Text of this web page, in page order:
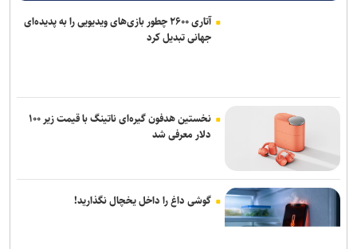
آتاری ۲۶۰۰ چطور بازی‌های ویدیویی را به پدیده‌ای
جهانی تبدیل کرد
نخستین هدفون گیره‌ای ناتینگ با قیمت زیر ۱۰۰
دلار معرفی شد
گوشی داغ را داخل یخچال نگذارید!